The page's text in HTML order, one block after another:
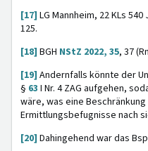
[17] LG Mannheim, 22 KLs
125.
[18] BGH NStZ 2022, 35, 37
[19] Andernfalls könnte der
§ 63 I Nr. 4 ZAG aufgehen,
wäre, was eine
Ermittlungsbefugnisse nach
[20] Dahingehend war das